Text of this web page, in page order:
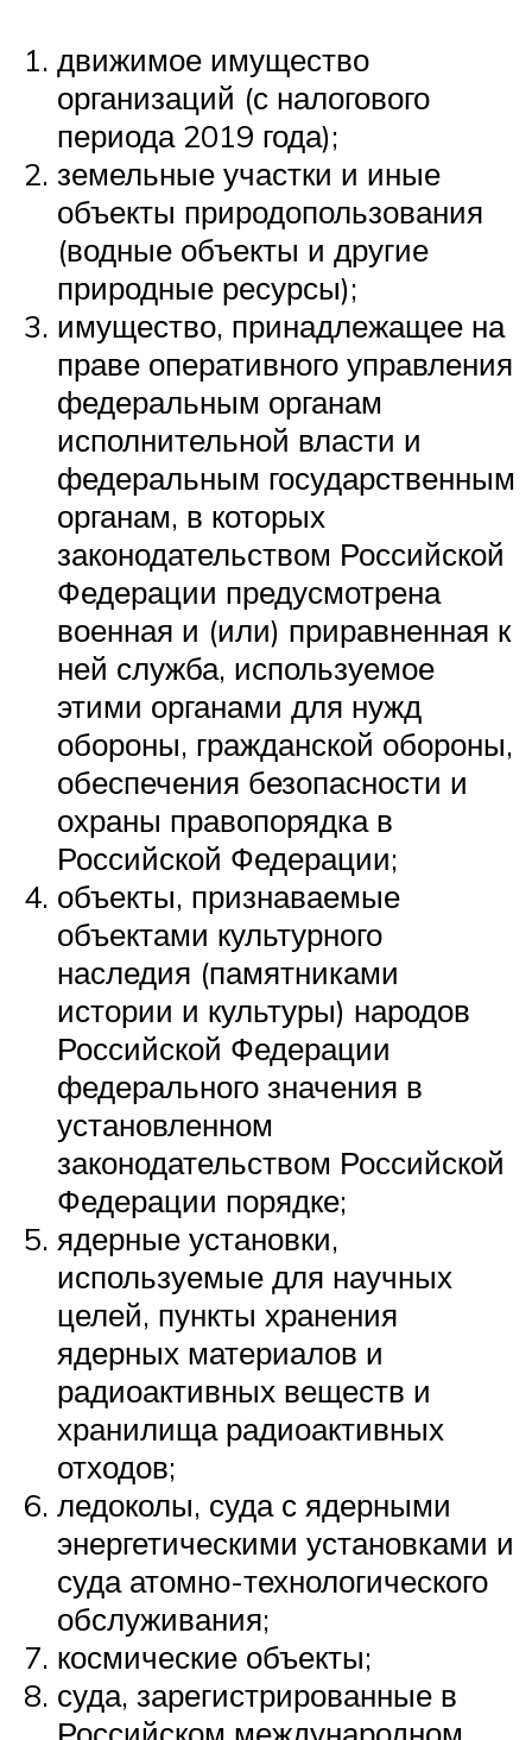
движимое имущество
организаций (с налогового
периода 2019 года);
земельные участки и иные
объекты природопользования
(водные объекты и другие
природные ресурсы);
имущество, принадлежащее на
праве оперативного управления
федеральным органам
исполнительной власти и
федеральным государственным
органам, в которых
законодательством Российской
Федерации предусмотрена
военная и (или) приравненная к
ней служба, используемое
этими органами для нужд
обороны, гражданской обороны,
обеспечения безопасности и
охраны правопорядка в
Российской Федерации;
объекты, признаваемые
объектами культурного
наследия (памятниками
истории и культуры) народов
Российской Федерации
федерального значения в
установленном
законодательством Российской
Федерации порядке;
ядерные установки,
используемые для научных
целей, пункты хранения
ядерных материалов и
радиоактивных веществ и
хранилища радиоактивных
отходов;
ледоколы, суда с ядерными
энергетическими установками и
суда атомно-технологического
обслуживания;
космические объекты;
суда, зарегистрированные в